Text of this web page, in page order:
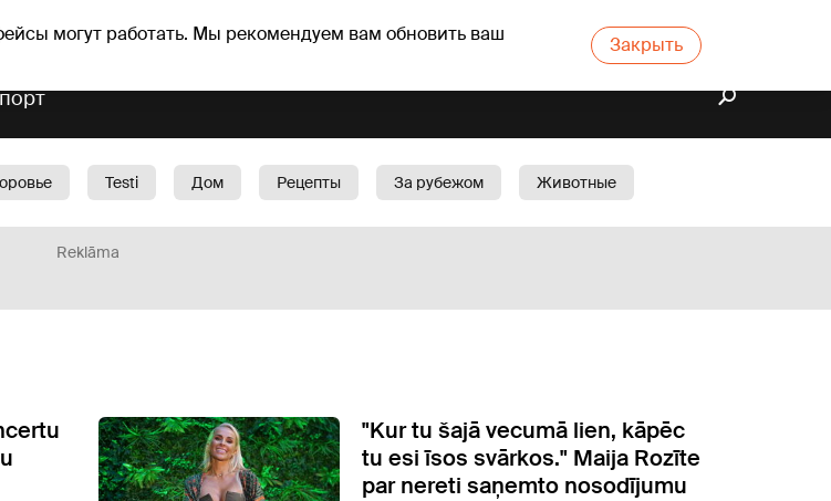
могут работать. Мы рекомендуем вам обновить ваш
Закрыть
Testi Дом Рецепты За рубежом
Животные
Reklāma
"Kur tu šajā vecumā lien, kāpēc
tu esi īsos svārkos." Maija Rozīte
par nereti saņemto nosodījumu